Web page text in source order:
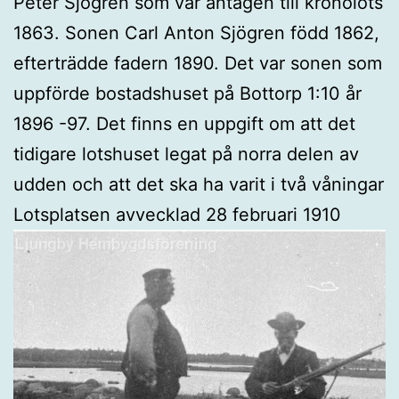
1863. Sonen Carl Anton Sjögren född 1862,
efterträdde fadern 1890. Det var sonen som
uppförde bostadshuset på Bottorp 1:10 år
1896 -97. Det finns en uppgift om att det
tidigare lotshuset legat på norra delen av
udden och att det ska ha varit i två våningar
Lotsplatsen avvecklad 28 februari 1910